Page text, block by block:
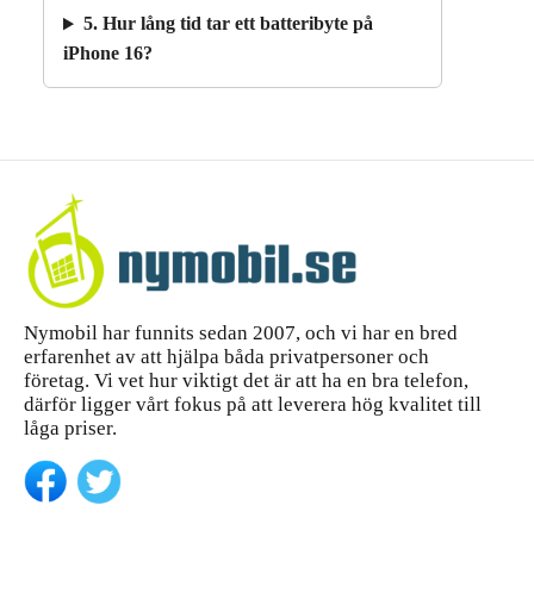
5. Hur lång tid tar ett batteribyte på
iPhone 16?
Nymobil har funnits sedan 2007, och vi har en bred
erfarenhet av att hjälpa båda privatpersoner och
företag. Vi vet hur viktigt det är att ha en bra telefon,
därför ligger vårt fokus på att leverera hög kvalitet till
låga priser.